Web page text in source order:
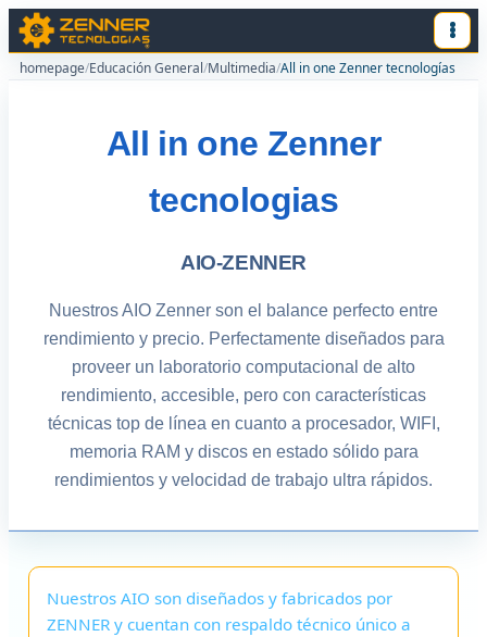
homepage/Educación General/Multimedia/All in one Zenner tecnologías
All in one Zenner
tecnologias
AIO-ZENNER
Nuestros AIO Zenner son el balance perfecto entre
rendimiento y precio. Perfectamente diseñados para
proveer un laboratorio computacional de alto
rendimiento, accesible, pero con características
técnicas top de línea en cuanto a procesador, WIFI,
memoria RAM y discos en estado sólido para
rendimientos y velocidad de trabajo ultra rápidos.
Nuestros AIO son diseñados y fabricados por
ZENNER y cuentan con respaldo técnico único a